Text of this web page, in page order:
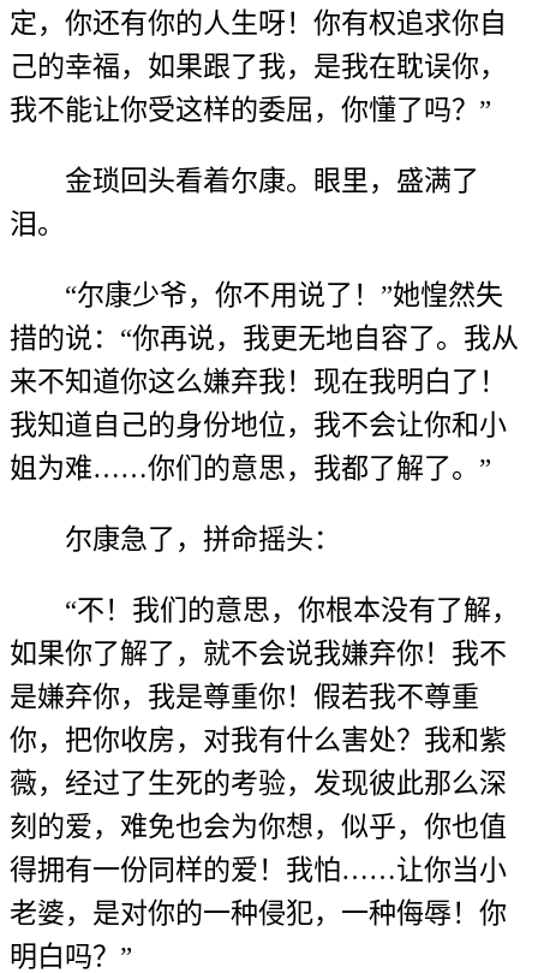
定，你还有你的人生呀！你有权追求你自
己的幸福，如果跟了我，是我在耽误你，
我不能让你受这样的委屈，你懂了吗？”
金琐回头看着尔康。眼里，盛满了
泪。
“尔康少爷，你不用说了！”她惶然失
措的说：“你再说，我更无地自容了。我从
来不知道你这么嫌弃我！现在我明白了！
我知道自己的身份地位，我不会让你和小
姐为难……你们的意思，我都了解了。”
尔康急了，拼命摇头：
“不！我们的意思，你根本没有了解，
如果你了解了，就不会说我嫌弃你！我不
是嫌弃你，我是尊重你！假若我不尊重
你，把你收房，对我有什么害处？我和紫
薇，经过了生死的考验，发现彼此那么深
刻的爱，难免也会为你想，似乎，你也值
得拥有一份同样的爱！我怕……让你当小
老婆，是对你的一种侵犯，一种侮辱！你
明白吗？”